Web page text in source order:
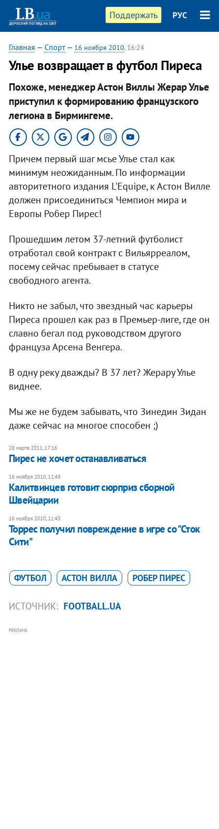
Поддержать РУС
Главная — Спорт— 16 ноября 2010, 16:24
Улье возвращает в футбол Пиреса
Похоже, менеджер Астон Виллы Жерар Улье
приступил к формированию французского
легиона в Бирмингеме.​
Причем первый шаг мсье Улье стал как
минимум неожиданным. По информации
авторитетного издания L'Equipe, к Астон Вилле
должен присоединиться Чемпион мира и
Европы Робер Пирес!
Прошедшим летом 37-летний футболист
отработал свой контракт с Вильярреалом,
посему сейчас пребывает в статусе
свободного агента.
Никто не забыл, что звездный час карьеры
Пиреса прошел как раз в Премьер-лиге, где он
славно бегал под руководством другого
француза Арсена Венгера.
В одну реку дважды? В 37 лет? Жерару Улье
виднее.
Мы же не будем забывать, что Зинедин Зидан
даже сейчас на многое способен ;)
28 марта 2011, 17:16
Пирес не хочет останавливаться
16 ноября 2010, 11:48
Калитвинцев готовит сюрприз сборной
Швейцарии
16 ноября 2010, 11:43
Торрес получил повреждение в игре со "Сток
Сити"
ФУТБОЛ АСТОН ВИЛЛА РОБЕР ПИРЕС
ИСТОЧНИК: FOOTBALL.UA
РЕКЛАМА